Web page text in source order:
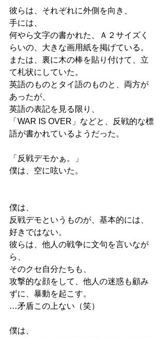
彼らは、それぞれに外側を向き、
手には、
何やら文字の書かれた、Ａ２サイズく
らいの、大きな画用紙を掲げている。
または、裏に木の棒を貼り付けて、立
て札状にしていた。
英語のものとタイ語のものと、両方が
あったが、
英語の表記を見る限り、
「WAR IS OVER」などと、反戦的な標
語が書かれているようだった。
「反戦デモかぁ。」
僕は、空に呟いた。
僕は、
反戦デモというものが、基本的には、
好きではない。
彼らは、他人の戦争に文句を言いなが
ら、
そのクセ自分たちも、
攻撃的な顔をして、他人の迷惑も顧み
ずに、暴動を起こす。
…矛盾この上ない（笑）
僕は、